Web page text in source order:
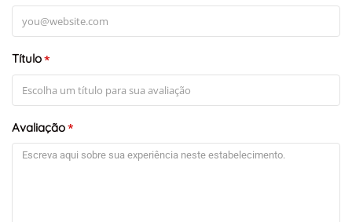
Título*
Avaliação*